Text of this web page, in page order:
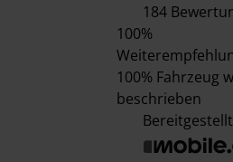
184
100%
100% Fahrzeug
beschrieben